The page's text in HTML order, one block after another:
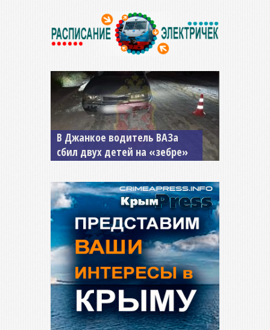
В Джанкое водитель ВАЗа
сбил двух детей на «зебре»